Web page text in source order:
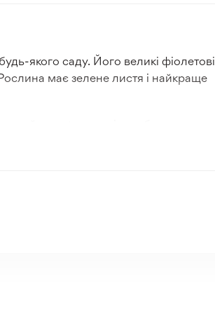
якого саду. Його великі фіолетові
має зелене листя і найкраще
Клематіс Glorious Day стійкий до